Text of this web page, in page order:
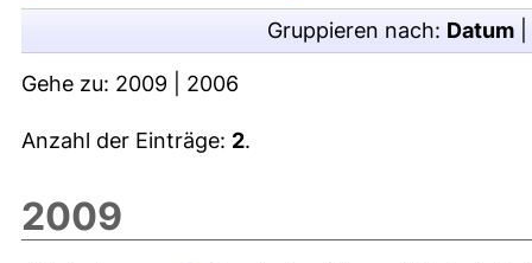
Gruppieren nach: Datum
Gehe zu: 2009 2006
Anzahl der Einträge: 2.
2009